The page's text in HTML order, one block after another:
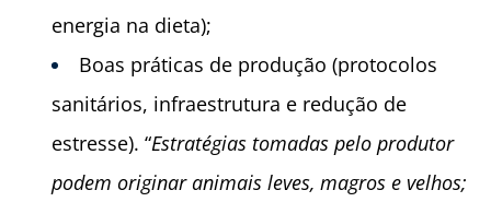
energia na dieta);
Boas práticas de produção (protocolos
sanitários, infraestrutura e redução de
estresse). “Estratégias tomadas pelo produtor
podem originar animais leves, magros e velhos;